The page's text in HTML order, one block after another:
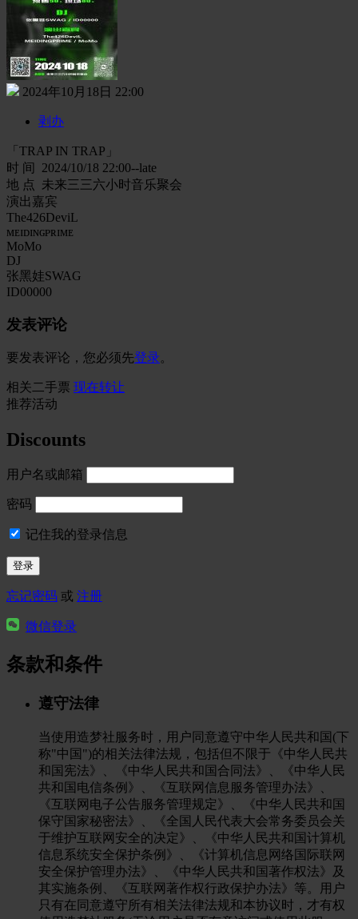
2024年10月18日 22:00
剥办
「TRAP IN TRAP」
时 间 2024/10/18 22:00--late
地 点 未来三三六小时音乐聚会
演出嘉宾
The426DeviL
ᴍᴇɪᴅɪɴɢᴘʀɪᴍᴇ
MoMo
DJ
张黑娃SWAG
ID00000
发表评论
要发表评论，您必须先登录。
相关二手票 现在转让
推荐活动
Discounts
用户名或邮箱
密码
记住我的登录信息
忘记密码 或 注册
微信登录
条款和条件
遵守法律
当使用造梦社服务时，用户同意遵守中华人民共和国(下
称"中国")的相关法律法规，包括但不限于《中华人民共
和国宪法》、《中华人民共和国合同法》、《中华人民
共和国电信条例》、《互联网信息服务管理办法》、
《互联网电子公告服务管理规定》、《中华人民共和国
保守国家秘密法》、《全国人民代表大会常务委员会关
于维护互联网安全的决定》、《中华人民共和国计算机
信息系统安全保护条例》、《计算机信息网络国际联网
安全保护管理办法》、《中华人民共和国著作权法》及
其实施条例、《互联网著作权行政保护办法》等。用户
只有在同意遵守所有相关法律法规和本协议时，才有权